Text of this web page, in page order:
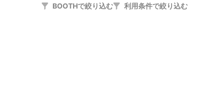
BOOTHで絞り込む 利用条件で絞り込む